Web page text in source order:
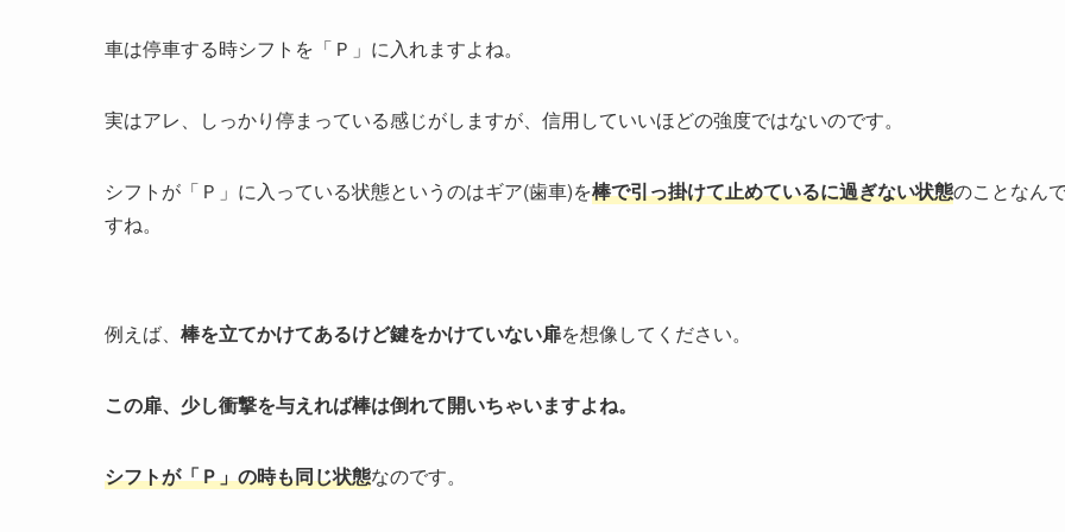
車は停車する時シフトを「Ｐ」に入れますよね。
実はアレ、しっかり停まっている感じがしますが、信用していいほどの強度ではないのです。
シフトが「Ｐ」に入っている状態というのはギア(歯車)を棒で引っ掛けて止めているに過ぎない状態のことなん
すね。
例えば、 棒を立てかけてあるけど鍵をかけていない扉を想像してください。
この扉、少し衝撃を与えれば棒は倒れて開いちゃいますよね。
シフトが「Ｐ」の時も同じ状態なのです。